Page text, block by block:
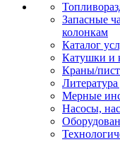
Запасные
колонкам
Каталог
Катушки и
Краны/
Мерные
Насосы,